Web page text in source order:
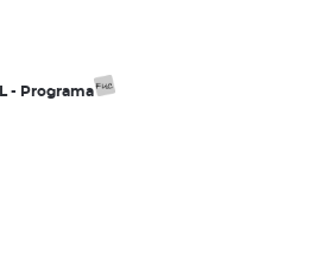
- Programa